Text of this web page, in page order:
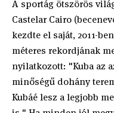
A sportág ötszörös
Castelar Cairo
kezdte el saját, 2011-
méteres rekordjának
nyilatkozott: "Kuba az
minőségű dohány
Kubáé lesz a legjobb